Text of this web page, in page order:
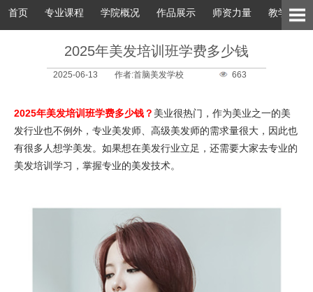
首页 专业课程 学院概况 作品展示 师资力量 教学环境
2025年美发培训班学费多少钱
2025-06-13 作者:首脑美发学校 663
2025年美发培训班学费多少钱？ 美业很热门，作为美业之一的美
发行业也不例外，专业美发师、高级美发师的需求量很大，因此也
有很多人想学美发。如果想在美发行业立足，还需要大家去专业的
美发培训学习，掌握专业的美发技术。